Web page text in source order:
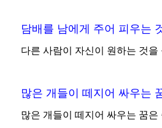
담배를 남에게 주어 피우는
다른 사람이 자신이 원하는 것을
많은 개들이 떼지어 싸우는
많은 개들이 떼지어 싸우는 꿈은